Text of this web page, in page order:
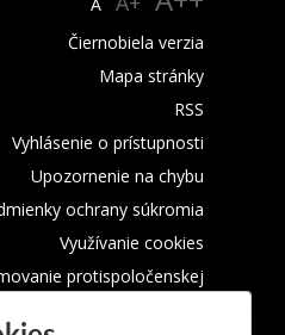
Čiernobiela verzia
Mapa stránky
RSS
Vyhlásenie o prístupnosti
Upozornenie na chybu
ochrany súkromia
Využívanie cookies
protispoločenskej